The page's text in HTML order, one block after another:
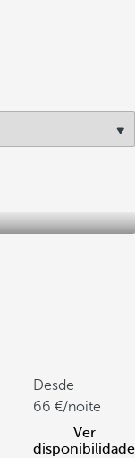
Desde
66
/noite
Ver
disponibilidade